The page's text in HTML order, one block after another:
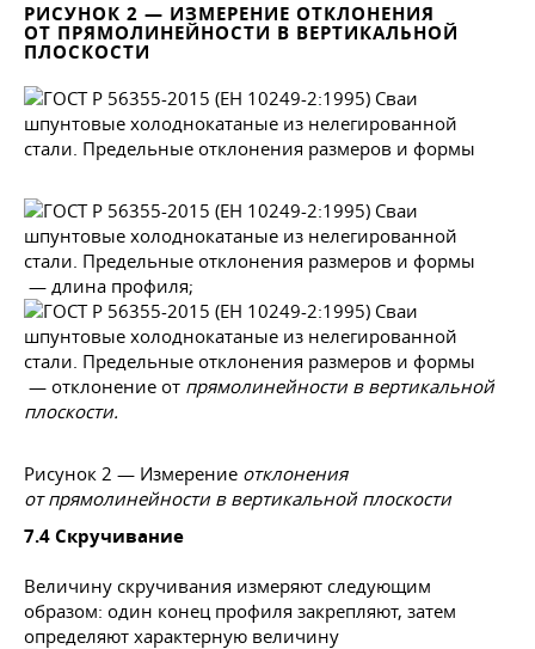
РИСУНОК 2 — ИЗМЕРЕНИЕ ОТКЛОНЕНИЯ
ОТ ПРЯМОЛИНЕЙНОСТИ В ВЕРТИКАЛЬНОЙ
ПЛОСКОСТИ
— длина профиля;
— отклонение от прямолинейности в вертикальной
плоскости.
Рисунок 2 — Измерение отклонения
от прямолинейности в вертикальной плоскости
7.4 Скручивание
Величину скручивания измеряют следующим
образом: один конец профиля закрепляют, затем
определяют характерную величину